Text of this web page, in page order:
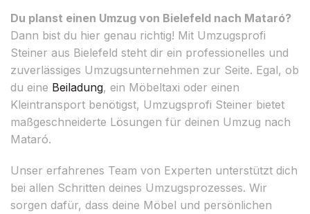
Du planst einen Umzug von Bielefeld nach Mataró?
Dann bist du hier genau richtig! Mit Umzugsprofi
Steiner aus Bielefeld steht dir ein professionelles und
zuverlässiges Umzugsunternehmen zur Seite. Egal, ob
du eine Beiladung, ein Möbeltaxi oder einen
Kleintransport benötigst, Umzugsprofi Steiner bietet
maßgeschneiderte Lösungen für deinen Umzug nach
Mataró.
Unser erfahrenes Team von Experten unterstützt dich
bei allen Schritten deines Umzugsprozesses. Wir
sorgen dafür, dass deine Möbel und persönlichen